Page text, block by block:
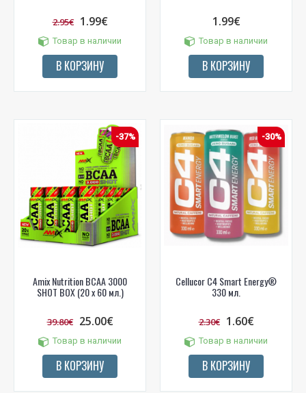
2.95€ 1.99€
Товар в наличии
В КОРЗИНУ
1.99€
Товар в наличии
В КОРЗИНУ
-37%
Amix Nutrition BCAA 3000
SHOT BOX (20 x 60 мл.)
39.80€ 25.00€
Товар в наличии
В КОРЗИНУ
-30%
Cellucor C4 Smart Energy®
330 мл.
2.30€ 1.60€
Товар в наличии
В КОРЗИНУ